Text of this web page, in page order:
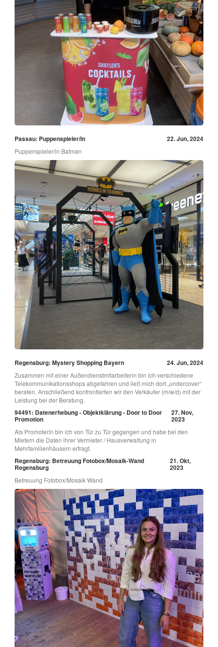
Passau: Puppenspieler/in 22. Jun, 2024
Puppenspieler/in Batman
Regensburg: Mystery Shopping Bayern 24. Jun, 2024
Zusammen mit einer Außendienstmitarbeiterin bin ich verschiedene
Telekommunikationsshops abgefahren und ließ mich dort „undercover“
beraten. Anschließend konfrontierten wir den Verkäufer (m/w/d) mit der
Leistung bei der Beratung.
94491: Datenerhebung - Objektklärung - Door to Door
Promotion
27. Nov,
2023
Als Promoterin bin ich von Tür zu Tür gegangen und habe bei den
Mietern die Daten ihrer Vermieter / Hausverwaltung in
Mehrfamilienhäusern erfragt.
Regensburg: Betreuung Fotobox/Mosaik-Wand
Regensburg
21. Okt,
2023
Betreuung Fotobox/Mosaik Wand